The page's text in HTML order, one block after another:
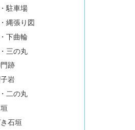
駐車場
縄張り図
下曲輪
三の丸
跡
岩
二の丸
石垣